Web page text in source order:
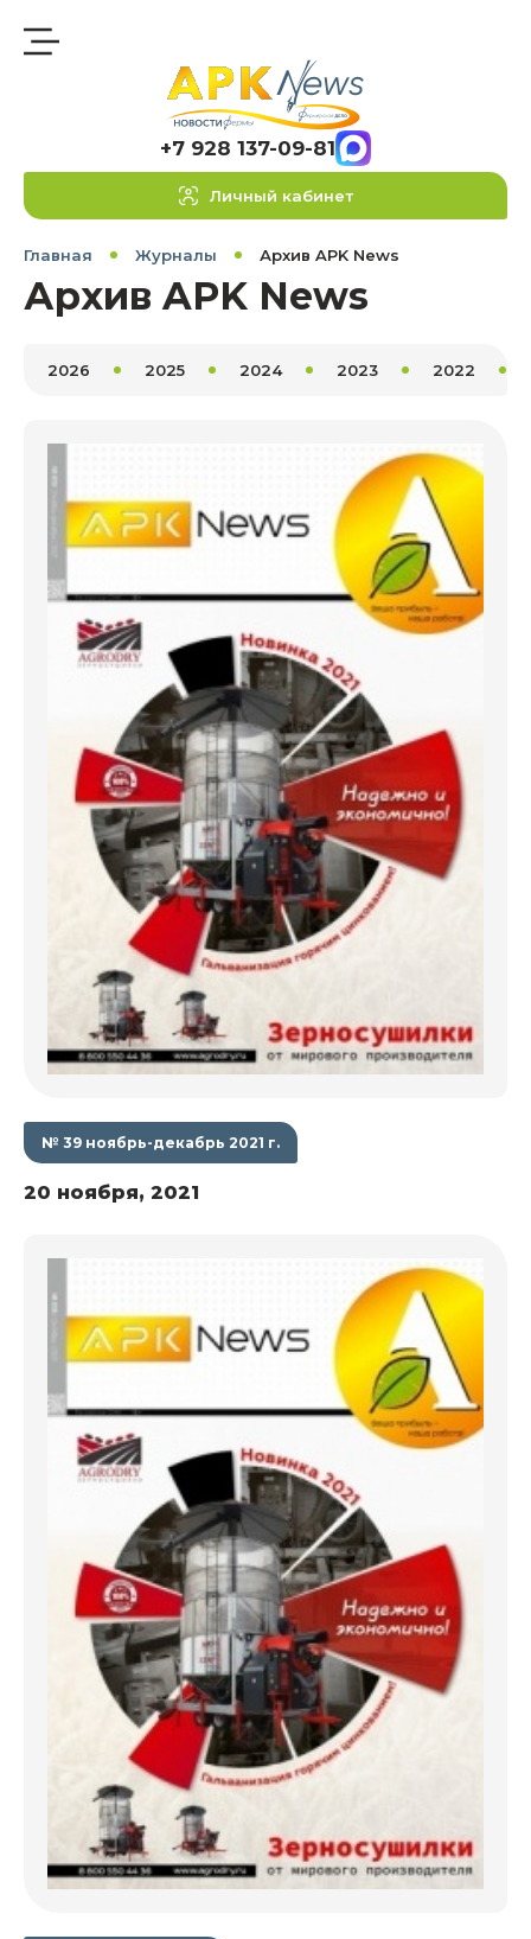
+7 928 137-09-81
Личный кабинет
Главная Журналы Архив APK News
Архив APK News
2026 2025 2024 2023 2022
№ 39 ноябрь-декабрь 2021 г.
20 ноября, 2021